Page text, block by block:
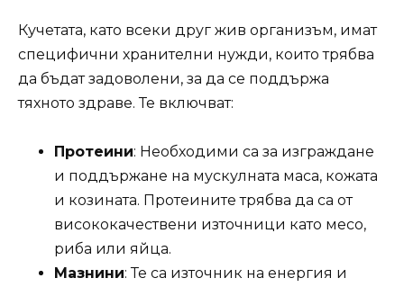
Кучетата, като всеки друг жив организъм, имат
специфични хранителни нужди, които трябва
да бъдат задоволени, за да се поддържа
тяхното здраве. Те включват:
Протеини: Необходими са за изграждане
и поддържане на мускулната маса, кожата
и козината. Протеините трябва да са от
висококачествени източници като месо,
риба или яйца.
Мазнини: Те са източник на енергия и